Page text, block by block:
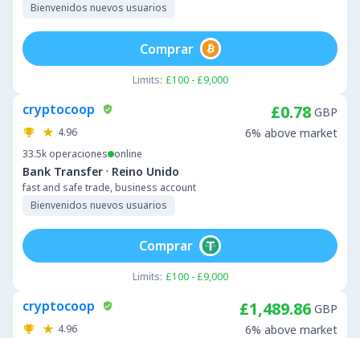
Bienvenidos nuevos usuarios
Limits: £100 - £9,000
Comprar
cryptocoop
4.96
33.5k operaciones online
Bank Transfer · Reino Unido
fast and safe trade, business account
Bienvenidos nuevos usuarios
£0.78 GBP
6% above market
Limits: £100 - £9,000
Comprar
cryptocoop
4.96
£1,489.86 GBP
6% above market